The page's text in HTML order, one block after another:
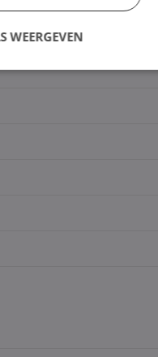
WEERGEVEN